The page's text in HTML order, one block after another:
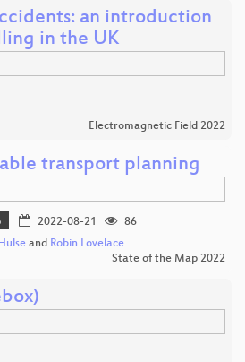
an introduction
in the UK
Electromagnetic Field 2022
transport planning
2022-08-21
86
and Robin Lovelace
State of the Map 2022